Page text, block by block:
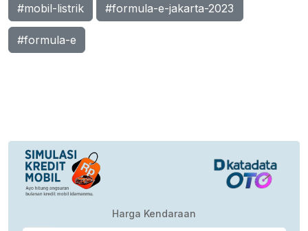
#mobil-listrik #formula-e-jakarta-2023
#formula-e